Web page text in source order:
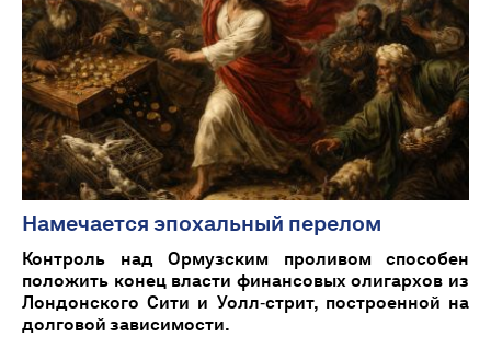
Намечается эпохальный перелом
Контроль над Ормузским проливом способен
положить конец власти финансовых олигархов из
Лондонского Сити и Уолл‑стрит, построенной на
долговой зависимости.